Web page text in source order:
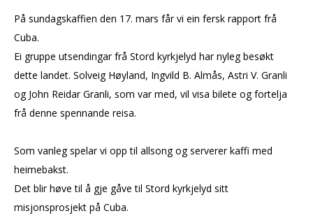
KONTAKT OSS
GI EI GÅVE
På sundagskaffien den 17. mars får vi ein fersk rapport frå
Cuba.
Ei gruppe utsendingar frå Stord kyrkjelyd har nyleg besøkt
dette landet. Solveig Høyland, Ingvild B. Almås, Astri V. Granli
og John Reidar Granli, som var med, vil visa bilete og fortelja
frå denne spennande reisa.
Som vanleg spelar vi opp til allsong og serverer kaffi med
heimebakst.
Det blir høve til å gje gåve til Stord kyrkjelyd sitt
misjonsprosjekt på Cuba.